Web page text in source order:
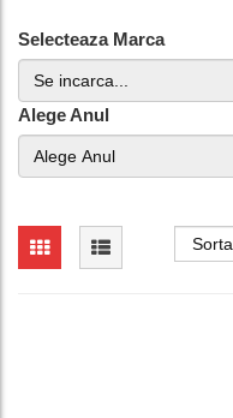
Selecteaza Marca
Alege Anul